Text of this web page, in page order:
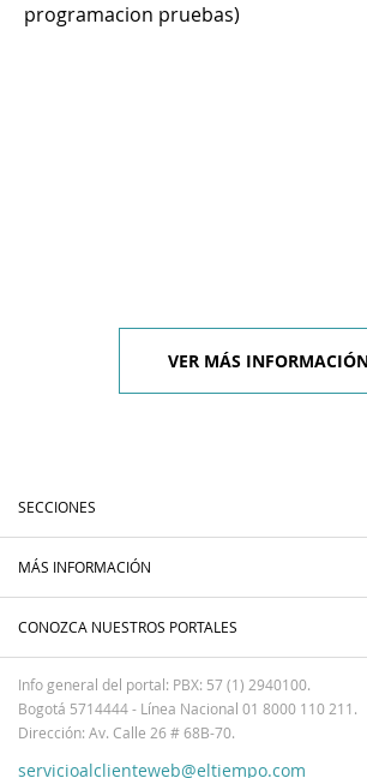
programacion pruebas)
VER MÁS
SECCIONES
MÁS INFORMACIÓN
CONOZCA NUESTROS PORTALES
Info general del portal: PBX: 57 (1) 2940100.
Bogotá 5714444 - Línea Nacional 01 8000 110 211.
Dirección: Av. Calle 26 # 68B-70.
servicioalclienteweb@eltiempo.com